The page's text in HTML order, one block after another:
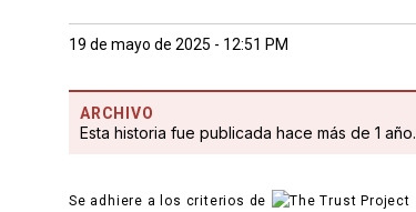
19 de mayo de 2025 - 12:51 PM
ARCHIVO
Esta historia fue publicada hace más de 1 año.
Se adhiere a los criterios de